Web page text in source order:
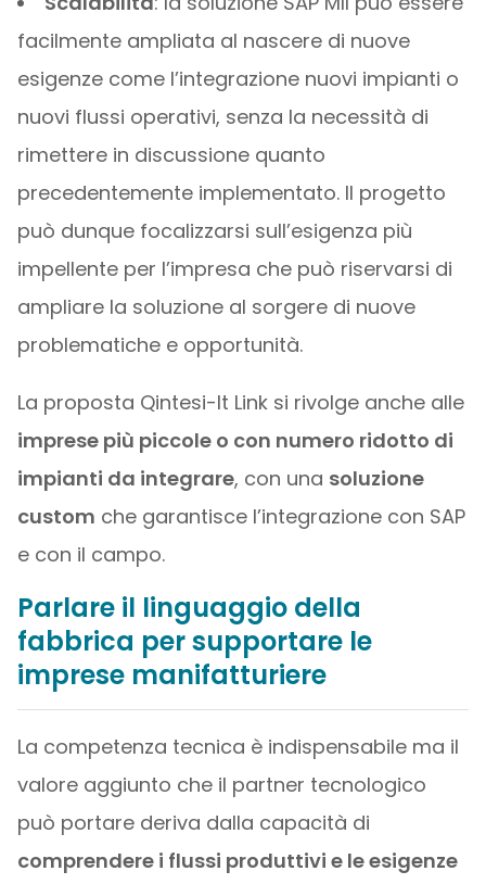
facilmente ampliata al nascere di nuove
esigenze come l’integrazione nuovi impianti o
nuovi flussi operativi, senza la necessità di
rimettere in discussione quanto
precedentemente implementato. Il progetto
può dunque focalizzarsi sull’esigenza più
impellente per l’impresa che può riservarsi di
ampliare la soluzione al sorgere di nuove
problematiche e opportunità.
La proposta Qintesi-It Link si rivolge anche alle
imprese più piccole o con numero ridotto di
impianti da integrare, con una soluzione
custom che garantisce l’integrazione con SAP
e con il campo.
Parlare il linguaggio della
fabbrica per supportare le
imprese manifatturiere
La competenza tecnica è indispensabile ma il
valore aggiunto che il partner tecnologico
può portare deriva dalla capacità di
comprendere i flussi produttivi e le esigenze